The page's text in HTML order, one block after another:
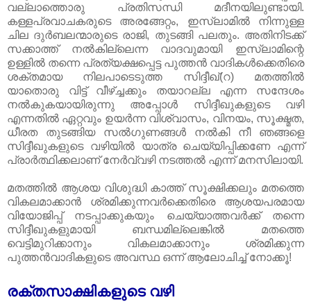
വല്ലാത്തൊരു പ്രതിസന്ധി മദീനയിലുണ്ടായി.
കള്ളപ്രവാചകരുടെ അരങ്ങേറ്റം, ഇസ്‌ലാമിൽ നിന്നുള്ള
ചില ദുർബലന്മാരുടെ രാജി, തുടങ്ങി പലതും. അതിനിടക്ക്‌
സക്കാത്ത്‌ നൽകില്ലെന്ന വാദവുമായി ഇസ്‌ലാമിന്റെ
ഉള്ളിൽ തന്നെ പ്രത്യക്ഷപ്പെട്ട പുത്തൻ വാദികൾക്കെതിരെ
ശക്തമായ നിലപാടെടുത്ത സിദ്ദീഖ്‌(റ​) മതത്തിൽ
യാതൊരു വിട്ട്‌ വീഴ്ച്ചക്കും തയാറല്ല എന്ന സന്ദേശം
നൽകുകയായിരുന്നു അപ്പോൾ സിദ്ദീഖുകളുടെ വഴി
എന്നതിൽ ഏറ്റവും ഉയർന്ന വിശ്വാസം, വിനയം, സൂക്ഷ്മത,
ധീരത തുടങ്ങിയ സൽഗുണങ്ങൾ നൽകി നീ ഞങ്ങളെ
സിദ്ദീഖുകളുടെ വഴിയിൽ യാത്ര ചെയ്യിപ്പിക്കണേ എന്ന്
പ്രാർത്ഥിക്കലാണ്‌ നേർവ്വഴി നടത്തൽ എന്ന് മനസിലായി.
മതത്തിൽ ആശയ വിശുദ്ധി കാത്ത്‌ സൂക്ഷിക്കലും മതത്തെ
വികലമാക്കാൻ ശ്രമിക്കുന്നവർക്കെതിരെ ആശയപരമായ
വിയോജിപ്പ്‌ നടപ്പാക്കുകയും ചെയ്യാത്തവർക്ക്‌ തന്നെ
സിദ്ദീഖുകളുമായി ബന്ധമില്ലെങ്കിൽ മതത്തെ
വെട്ടിമുറിക്കാനും വികലമാക്കാനും ശ്രമിക്കുന്ന
പുത്തൻവാദികളുടെ അവസ്ഥ ഒന്ന് ആലോചിച്ച്‌ നോക്കൂ!
രക്തസാക്ഷികളുടെ വഴി